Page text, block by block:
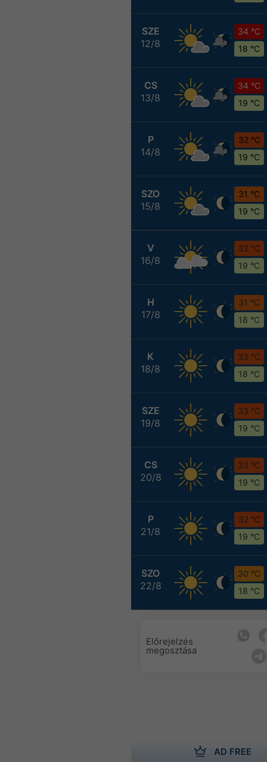
SZE
12/8
34 °C
18 °C
CS
13/8
34 °C
19 °C
P
14/8
32 °C
19 °C
SZO
15/8
31 °C
19 °C
V
16/8
32 °C
19 °C
H
17/8
31 °C
18 °C
K
18/8
33 °C
18 °C
SZE
19/8
33 °C
19 °C
CS
20/8
33 °C
19 °C
P
21/8
32 °C
19 °C
SZO
22/8
30 °C
18 °C
Előrejelzés
megosztása
AD FREE